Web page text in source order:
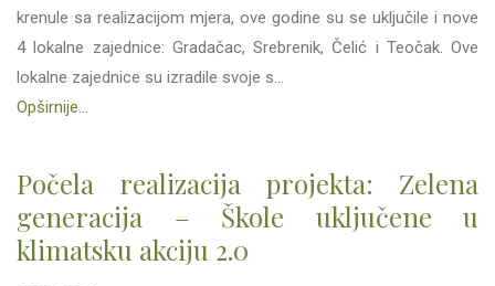
krenule sa realizacijom mjera, ove godine su se uključile i nove
4 lokalne zajednice: Gradačac, Srebrenik, Čelić i Teočak. Ove
lokalne zajednice su izradile svoje s...
Opširnije...
Počela realizacija projekta: Zelena
generacija – Škole uključene u
klimatsku akciju 2.0